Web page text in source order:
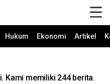
Hukum Ekonomi Artikel
Kami memiliki 244 berita.